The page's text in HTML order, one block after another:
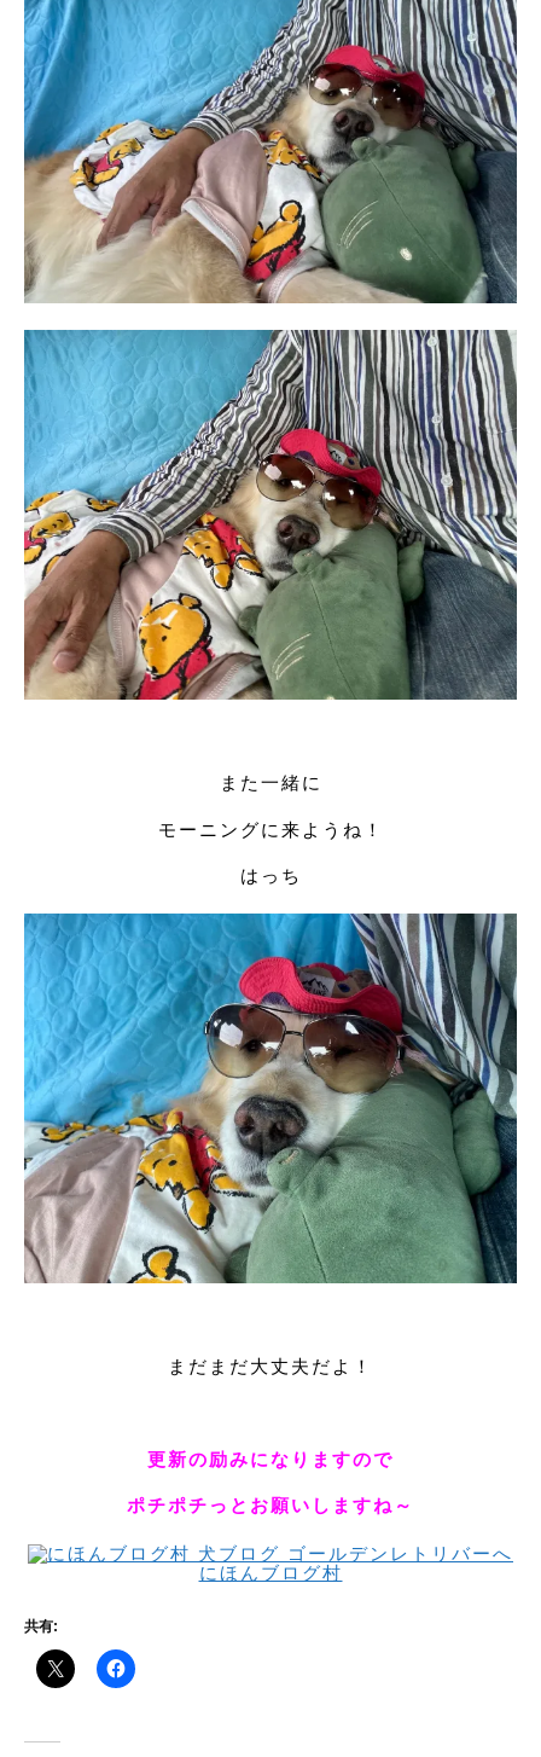
また一緒に
モーニングに来ようね！
はっち
まだまだ大丈夫だよ！
更新の励みになりますので
ポチポチっとお願いしますね～
にほんブログ村
共有: